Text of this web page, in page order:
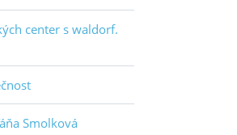
center s waldorf.
Smolková